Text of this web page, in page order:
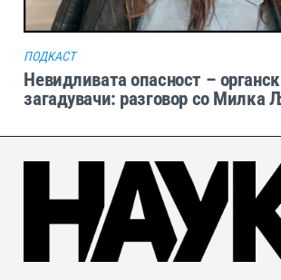
ПОДКАСТ
Невидливата опасност –
загадувачи: разговор со Милка